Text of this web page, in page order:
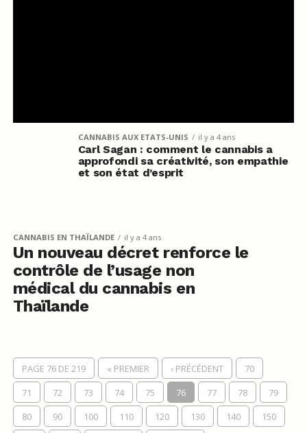
CANNABIS AUX ETATS-UNIS il y a 4 ans
Carl Sagan : comment le cannabis a
approfondi sa créativité, son empathie
et son état d’esprit
CANNABIS EN THAÏLANDE il y a 4 ans
Un nouveau décret renforce le
contrôle de l’usage non
médical du cannabis en
Thaïlande
PAGE 76 DE 219 « PREMIER ‹ PRÉCÉDENT
70
71
72 73 74 75 76 77 78
79
80
90 100 110 120 130 140
150